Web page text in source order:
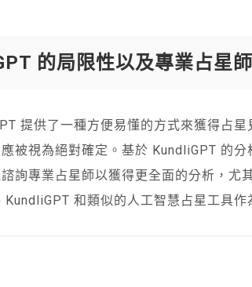
的局限性以及專業占星
提供了一種方便易懂的方式來獲得占
被視為絕對確定。基於 KundliGPT 的
詢專業占星師以獲得更全面的分析，尤
KundliGPT 和類似的人工智慧占星工具